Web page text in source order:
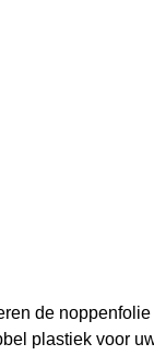
de
plastiek voor